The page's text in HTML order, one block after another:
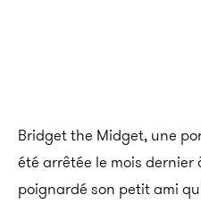
Bridget the Midget, une
été arrêtée le mois dernier
poignardé son petit ami